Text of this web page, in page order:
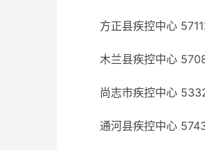
方正县疾控中心
木兰县疾控中心
尚志市疾控中心
通河县疾控中心